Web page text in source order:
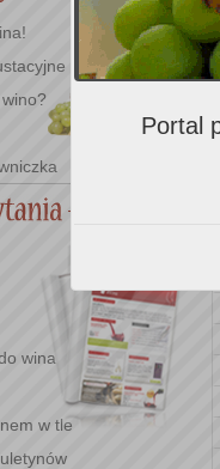
wina
w tle
Portal